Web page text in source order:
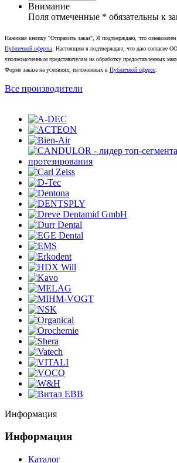
Внимание
Поля отмеченные * обязательны к
Нажимая кнопку "Отправить заказ", Я подтверждаю, что ознакомлен
Публичной оферты . Настоящим я подтверждаю, что даю согласие
уполномоченным представителям на обработку предоставленных
Форме заказа на условиях, изложенных в Публичной оферте
Все производители
Информация
Информация
Каталог